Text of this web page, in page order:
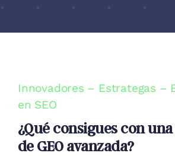
¿Qué consigues con